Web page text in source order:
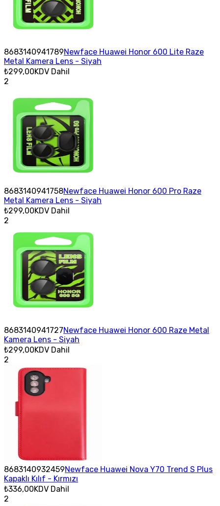
8683140941789Newface Huawei Honor 600 Lite Raze
Metal Kamera Lens - Siyah
₺299,00KDV Dahil
2
8683140941758Newface Huawei Honor 600 Pro Raze
Metal Kamera Lens - Siyah
₺299,00KDV Dahil
2
8683140941727Newface Huawei Honor 600 Raze Metal
Kamera Lens - Siyah
₺299,00KDV Dahil
2
8683140932459Newface Huawei Nova Y70 Trend S Plus
Kapaklı Kılıf - Kırmızı
₺336,00KDV Dahil
2